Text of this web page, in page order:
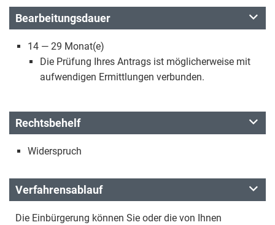
Bearbeitungsdauer
14 — 29 Monat(e)
Die Prüfung Ihres Antrags ist möglicherweise mit
aufwendigen Ermittlungen verbunden.
Rechtsbehelf
Widerspruch
Verfahrensablauf
Die Einbürgerung können Sie oder die von Ihnen